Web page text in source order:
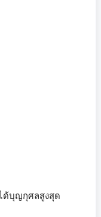
ด้บุญกุศลสูงสุด